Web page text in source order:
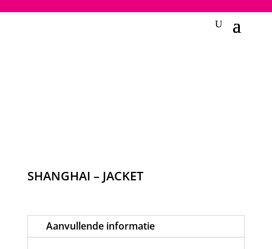
SHANGHAI – JACKET
Aanvullende informatie